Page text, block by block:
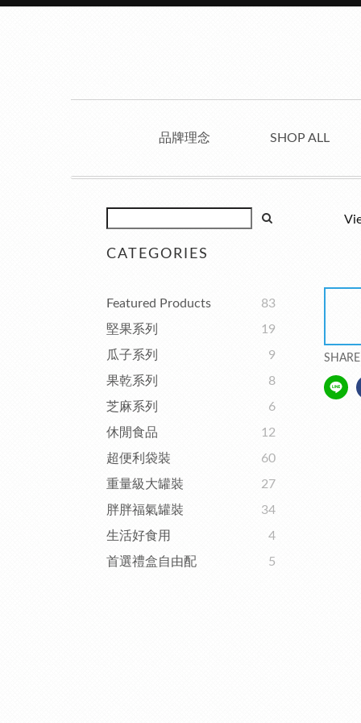
品牌理念 SHOP ALL
CATEGORIES
Featured Products
83
堅果系列
19
瓜子系列
9
果乾系列
8
芝麻系列
6
休閒食品
12
超便利袋裝
60
重量級大罐裝
27
胖胖福氣罐裝
34
生活好食用
4
首選禮盒自由配
5
SHARE